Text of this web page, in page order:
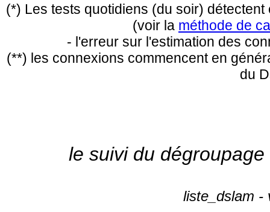
(*) Les tests quotidiens (du soir)
(voir la méthode de
- l'erreur sur l'estimation des
(**) les connexions commencent en
du
le suivi du
liste_dslam -